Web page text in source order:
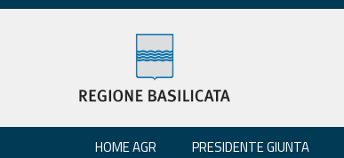
HOME AGR PRESIDENTE GIUNTA